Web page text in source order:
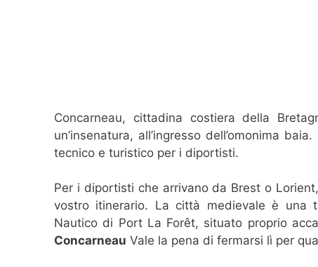
Concarneau, cittadina costiera della
un’insenatura, all’ingresso dell’omonima
tecnico e turistico per i diportisti.
Per i diportisti che arrivano da Brest o
vostro itinerario. La città medievale è una
Nautico di Port La Forêt, situato proprio
Concarneau Vale la pena di fermarsi lì per